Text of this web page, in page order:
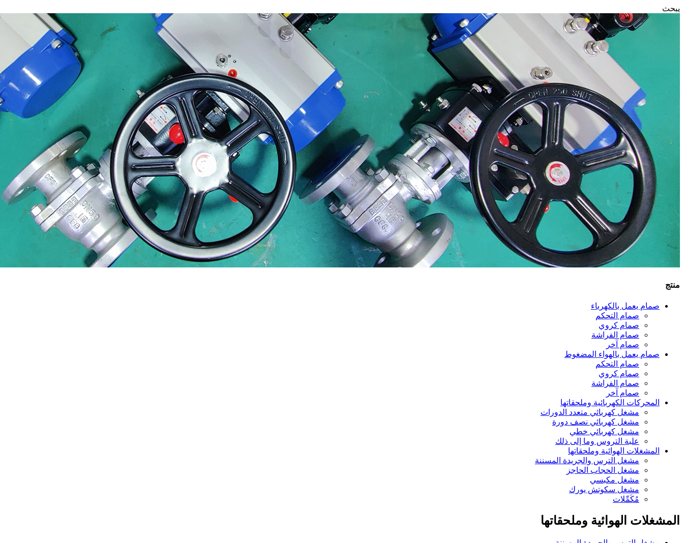
يبحث
منتج
صمام يعمل بالكهرباء
صمام التحكم
صمام كروي
صمام الفراشة
صمام آخر
صمام يعمل بالهواء المضغوط
صمام التحكم
صمام كروي
صمام الفراشة
صمام آخر
المحركات الكهربائية وملحقاتها
مشغل كهربائي متعدد الدورات
مشغل كهربائي نصف دورة
مشغل كهربائي خطي
علبة التروس وما إلى ذلك
المشغلات الهوائية وملحقاتها
مشغل الترس والجريدة المسننة
مشغل الحجاب الحاجز
مشغل مكبسي
مشغل سكوتش يورك
مُكَمِّلات
المشغلات الهوائية وملحقاتها